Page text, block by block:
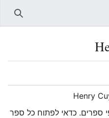
Henry
ספרים. כדאי לפתוח כל ספר